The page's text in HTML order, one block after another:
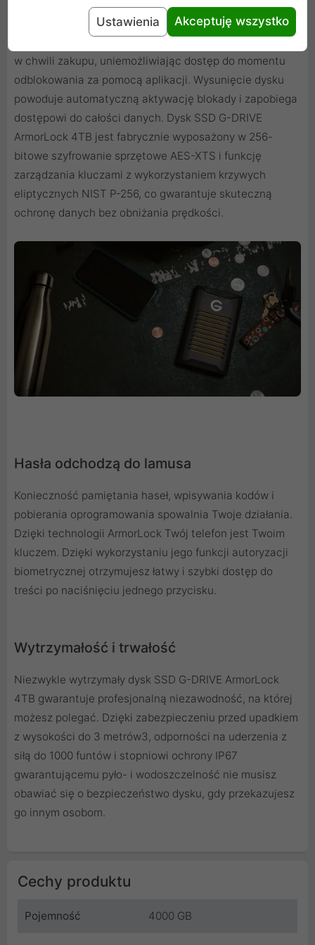
Wysoki poziom bezpieczeństwa danych
w chwili zakupu, uniemożliwiając dostęp do momentu
odblokowania za pomocą aplikacji. Wysunięcie dysku
powoduje automatyczną aktywację blokady i zapobiega
dostępowi do całości danych. Dysk SSD G-DRIVE
ArmorLock 4TB jest fabrycznie wyposażony w 256-
bitowe szyfrowanie sprzętowe AES-XTS i funkcję
zarządzania kluczami z wykorzystaniem krzywych
eliptycznych NIST P-256, co gwarantuje skuteczną
ochronę danych bez obniżania prędkości.
Hasła odchodzą do lamusa
Konieczność pamiętania haseł, wpisywania kodów i
pobierania oprogramowania spowalnia Twoje działania.
Dzięki technologii ArmorLock Twój telefon jest Twoim
kluczem. Dzięki wykorzystaniu jego funkcji autoryzacji
biometrycznej otrzymujesz łatwy i szybki dostęp do
treści po naciśnięciu jednego przycisku.
Wytrzymałość i trwałość
Niezwykle wytrzymały dysk SSD G-DRIVE ArmorLock
4TB gwarantuje profesjonalną niezawodność, na której
możesz polegać. Dzięki zabezpieczeniu przed upadkiem
z wysokości do 3 metrów3, odporności na uderzenia z
siłą do 1000 funtów i stopniowi ochrony IP67
gwarantującemu pyło- i wodoszczelność nie musisz
obawiać się o bezpieczeństwo dysku, gdy przekazujesz
go innym osobom.
Cechy produktu
Pojemność 4000 GB
Ustawienia Akceptuję wszystko